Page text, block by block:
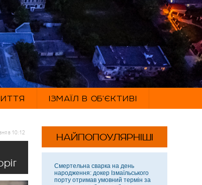
ІЗМАЇЛ В ОБ'ЄКТИВІ
в 10:12 НАЙПОПОУЛЯРНІШІ
Смертельна сварка на день
народження: докер Ізмаїльського
порту отримав умовний термін за